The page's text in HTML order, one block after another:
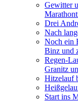
Gewitter
Drei
Nach
Noch ein
Binz und
Regen-
Granitz
Hitzelauf
Start ins